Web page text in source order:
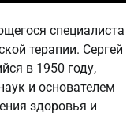
специалиста
терапии. Сергей
в 1950 году,
и основателем
здоровья и